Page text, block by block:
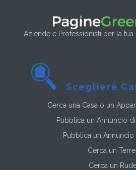
Aziende e Professionisti per la tua
Scegliere
Cerca una Casa o un
Pubblica un Annuncio
Pubblica un Annuncio
Cerca un
Cerca un